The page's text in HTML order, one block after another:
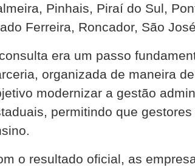
Pinhais, Piraí do Sul,
Ferreira, Roncador, São
era um passo
organizada de maneira
modernizar a gestão
permitindo que
o resultado oficial, as